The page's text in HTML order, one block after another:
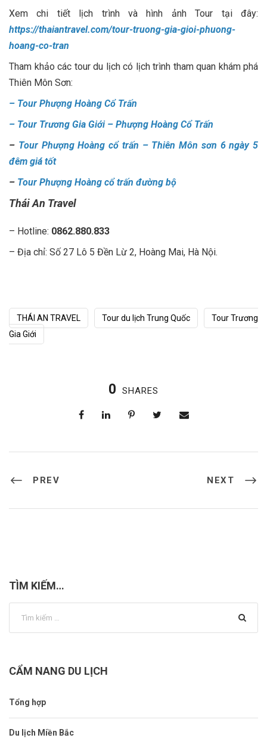
Xem chi tiết lịch trình và hình ảnh Tour tại đây:
https://thaiantravel.com/tour-truong-gia-gioi-phuong-
hoang-co-tran
Tham khảo các tour du lịch có lịch trình tham quan khám phá
Thiên Môn Sơn:
– Tour Phượng Hoàng Cổ Trấn
– Tour Trương Gia Giới – Phượng Hoàng Cổ Trấn
– Tour Phượng Hoàng cổ trấn – Thiên Môn sơn 6 ngày 5
đêm giá tốt
– Tour Phượng Hoàng cổ trấn đường bộ
Thái An Travel
– Hotline: 0862.880.833
– Địa chỉ: Số 27 Lô 5 Đền Lừ 2, Hoàng Mai, Hà Nội.
THÁI AN TRAVEL Tour du lịch Trung Quốc
Tour Trương
Gia Giới
0 SHARES
PREV NEXT
TÌM KIẾM…
CẨM NANG DU LỊCH
Tổng hợp
Du lịch Miền Bắc